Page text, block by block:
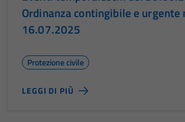
Ordinanza contingibile e urgente
16.07.2025
Protezione civile
LEGGI DI PIÙ